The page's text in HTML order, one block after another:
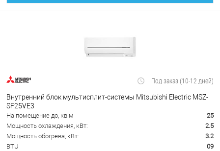
Под заказ (10-12 дней)
Внутренний блок мультисплит-системы Mitsubishi Electric MSZ-
SF25VE3
На помещение до, кв.м
25
Мощность охлаждения, кВт:
2.5
Мощность обогрева, кВт:
3.2
BTU
09